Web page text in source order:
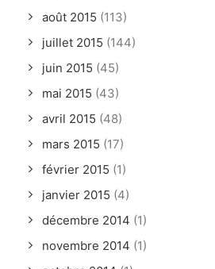
août 2015 (113)
juillet 2015 (144)
juin 2015 (45)
mai 2015 (43)
avril 2015 (48)
mars 2015 (17)
février 2015 (1)
janvier 2015 (4)
décembre 2014 (1)
novembre 2014 (1)